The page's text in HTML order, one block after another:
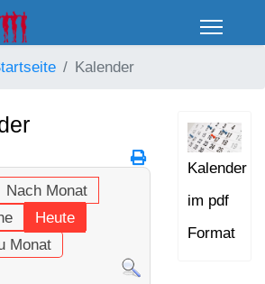
Kalender
Nach Monat
Heute
Monat
Kalender
im pdf
Format